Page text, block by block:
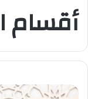
أقسام